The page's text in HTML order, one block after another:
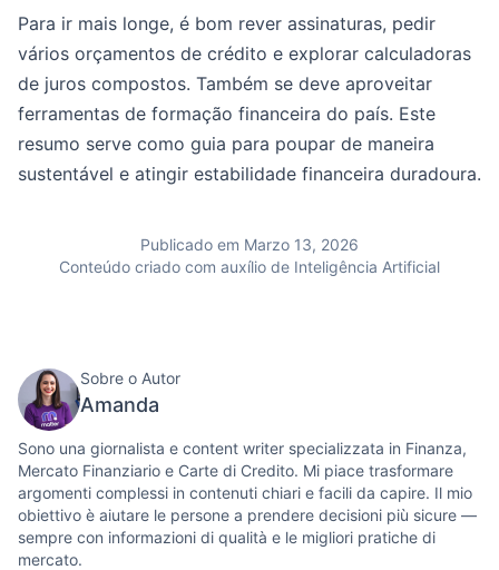
Para ir mais longe, é bom rever assinaturas, pedir
vários orçamentos de crédito e explorar calculadoras
de juros compostos. Também se deve aproveitar
ferramentas de formação financeira do país. Este
resumo serve como guia para poupar de maneira
sustentável e atingir estabilidade financeira duradoura.
Publicado em Marzo 13, 2026
Conteúdo criado com auxílio de Inteligência Artificial
Sobre o Autor
Amanda
Sono una giornalista e content writer specializzata in Finanza,
Mercato Finanziario e Carte di Credito. Mi piace trasformare
argomenti complessi in contenuti chiari e facili da capire. Il mio
obiettivo è aiutare le persone a prendere decisioni più sicure —
sempre con informazioni di qualità e le migliori pratiche di
mercato.